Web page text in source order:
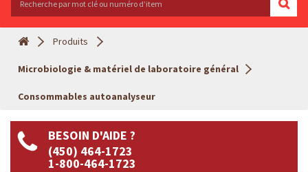
Produits
Microbiologie & matériel de laboratoire général
Consommables autoanalyseur
BESOIN D'AIDE ?
(450) 464-1723
1-800-464-1723